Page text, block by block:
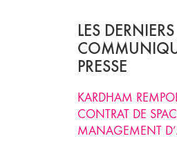
LES DERNIERS
PRESSE
KARDHAM
CONTRAT DE
MANAGEMENT